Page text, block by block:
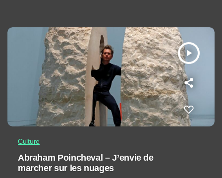
play_arrow
Culture
Abraham Poincheval – J’envie de
marcher sur les nuages